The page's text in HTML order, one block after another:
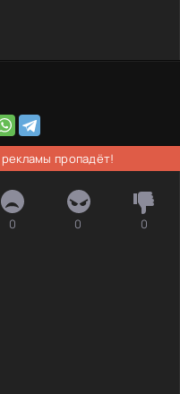
рекламы пропадёт!
0 0 0